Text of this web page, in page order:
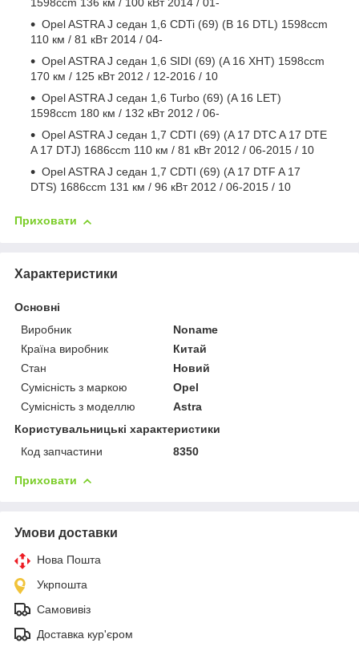
1598ccm 136 км / 100 кВт 2014 / 01-
Opel ASTRA J седан 1,6 CDTi (69) (B 16 DTL) 1598ccm
110 км / 81 кВт 2014 / 04-
Opel ASTRA J седан 1,6 SIDI (69) (A 16 XHT) 1598ccm
170 км / 125 кВт 2012 / 12-2016 / 10
Opel ASTRA J седан 1,6 Turbo (69) (A 16 LET)
1598ccm 180 км / 132 кВт 2012 / 06-
Opel ASTRA J седан 1,7 CDTI (69) (A 17 DTC A 17 DTE
A 17 DTJ) 1686ccm 110 км / 81 кВт 2012 / 06-2015 / 10
Opel ASTRA J седан 1,7 CDTI (69) (A 17 DTF A 17
DTS) 1686ccm 131 км / 96 кВт 2012 / 06-2015 / 10
Приховати
Характеристики
Основні
Виробник
Noname
Країна виробник
Китай
Стан
Новий
Сумісність з маркою
Opel
Сумісність з моделлю
Astra
Користувальницькі характеристики
Код запчастини
8350
Приховати
Умови доставки
Нова Пошта
Укрпошта
Самовивіз
Доставка кур'єром